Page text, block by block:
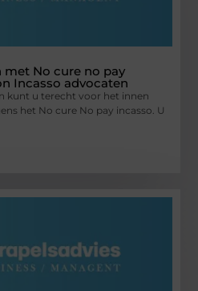
met No cure no pay
Incasso advocaten
kunt u terecht voor het innen
het No cure No pay incasso. U